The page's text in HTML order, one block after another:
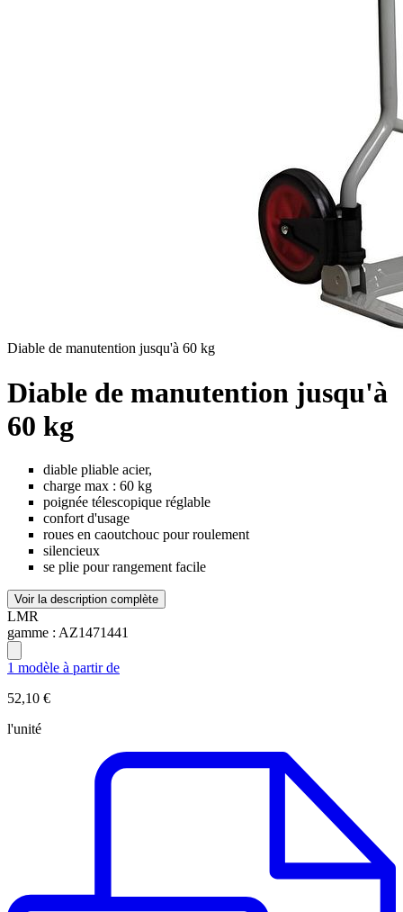
Diable de manutention jusqu'à 60 kg
Diable de manutention jusqu'à
60 kg
diable pliable acier,
charge max : 60 kg
poignée télescopique réglable
confort d'usage
roues en caoutchouc pour roulement
silencieux
se plie pour rangement facile
Voir la description complète
LMR
gamme : AZ1471441
1 modèle à partir de
52,10 €
l'unité